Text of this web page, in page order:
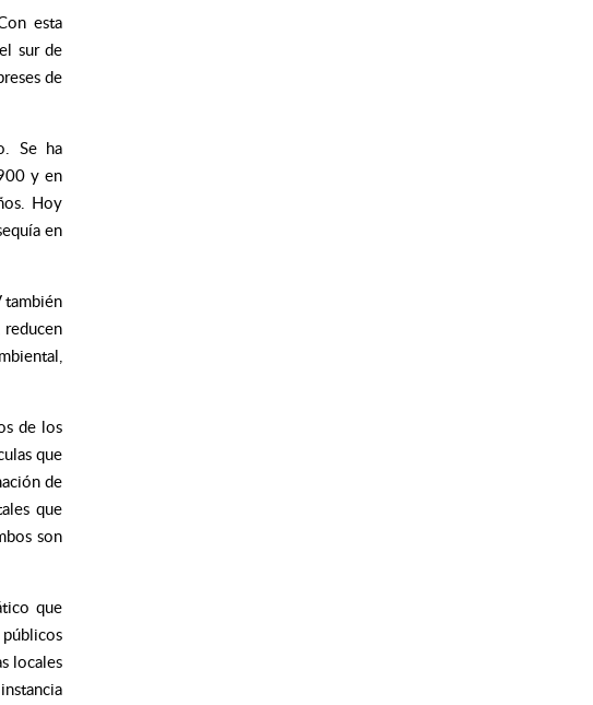
esta
sur de
de
Se ha
y en
Hoy
en
también
de los
que
de
que
son
que
locales